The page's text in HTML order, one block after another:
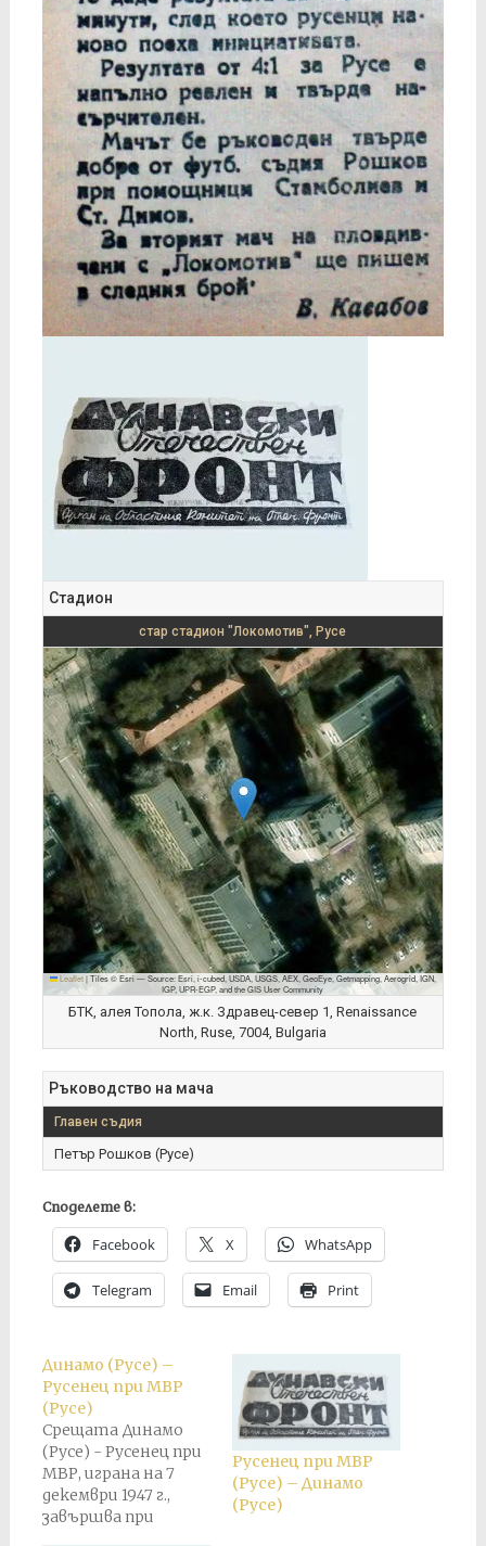
Стадион
стар стадион "Локомотив", Русе
Leaflet |Tiles © Esri — Source: Esri, i-cubed, USDA, USGS, AEX, GeoEye, Getmapping, Aerogrid, IGN,
IGP, UPR-EGP, and the GIS User Community
БТК, алея Топола, ж.к. Здравец-север 1, Renaissance
North, Ruse, 7004, Bulgaria
Ръководство на мача
Главен съдия
Петър Рошков (Русе)
Споделете в:
Facebook X WhatsApp
Telegram Email Print
Динамо (Русе) –
Русенец при МВР
(Русе)
Срещата Динамо
(Русе) - Русенец при
МВР, играна на 7
декември 1947 г.,
завършва при
Русенец при МВР
(Русе) – Динамо
(Русе)